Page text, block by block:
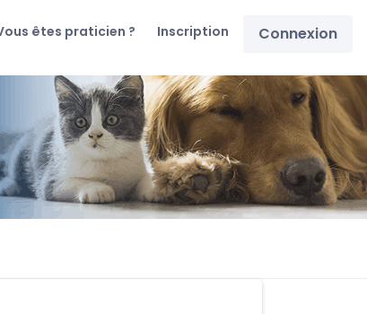
êtes praticien ? Inscription Connexion